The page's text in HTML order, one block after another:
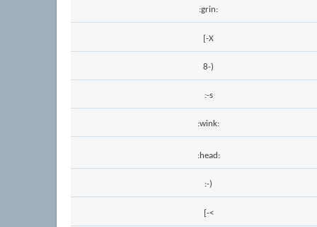
:grin:
[-X
8-)
:-s
:wink:
:head:
:-)
[-<